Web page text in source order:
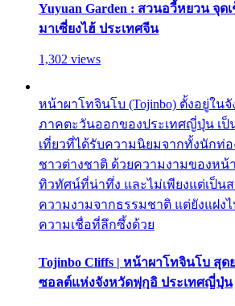
Yuyuan Garden : สวนอวี้หยวน จุ
มาเซี่ยงไฮ้ ประเทศจีน
1,302 views
หน้าผาโทจินโบ (Tojinbo) ตั้งอยู่ใน
ภาคตะวันออกของประเทศญี่ปุ่น เ
เที่ยวที่ได้รับความนิยมจากทั้งนักท่
ชาวต่างชาติ ด้วยความงามของหน้
ทิวทัศน์ที่น่าทึ่ง และไม่เพียงแต่เป็น
ความงามจากธรรมชาติ แต่ยังแฝง
ความเชื่อที่ลึกซึ้งด้วย
Tojinbo Cliffs | หน้าผาโทจินโบ สุ
ซอลต์แห่งจังหวัดฟุกุอิ ประเทศญี่ปุ่น